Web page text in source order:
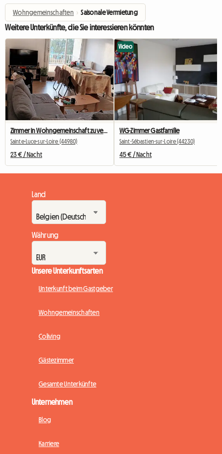
Wohngemeinschaften › Saisonale Vermietung
Weitere Unterkünfte, die Sie interessieren könnten
Zimmer in Wohngemeinschaft zu vermieten
Sainte-Luce-sur-Loire (44980)
23 € / Nacht
Video
WG-Zimmer Gastfamilie
Saint-Sébastien-sur-Loire (44230)
45 € / Nacht
Land
Währung
Unsere Unterkunftsarten
Unterkunft beim Gastgeber
Wohngemeinschaften
Coliving
Gästezimmer
Gesamte Unterkünfte
Unternehmen
Blog
Karriere